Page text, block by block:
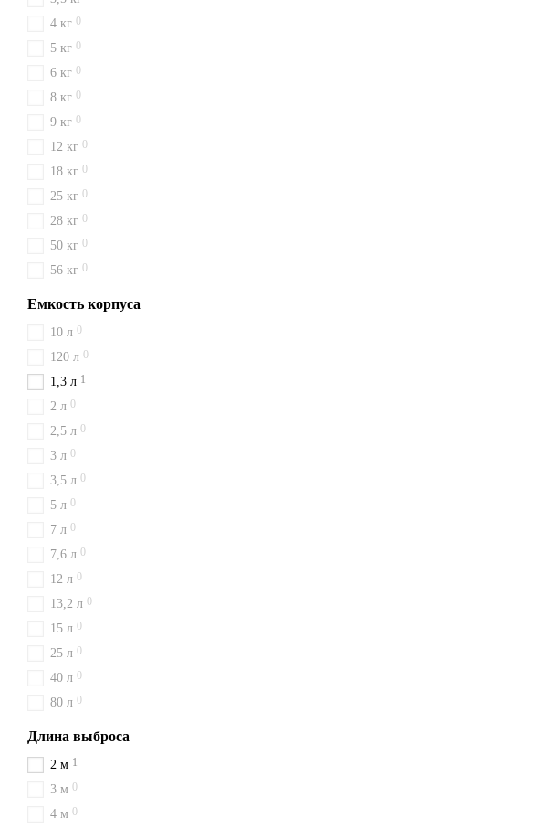
4 кг 0
5 кг 0
6 кг 0
8 кг 0
9 кг 0
12 кг 0
18 кг 0
25 кг 0
28 кг 0
50 кг 0
56 кг 0
Емкость корпуса
10 л 0
120 л 0
1,3 л 1
2 л 0
2,5 л 0
3 л 0
3,5 л 0
5 л 0
7 л 0
7,6 л 0
12 л 0
13,2 л 0
15 л 0
25 л 0
40 л 0
80 л 0
Длина выброса
2 м 1
3 м 0
4 м 0